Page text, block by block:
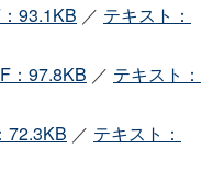
93.1KB ／ テキスト：
：97.8KB ／ テキスト：
72.3KB ／ テキスト：